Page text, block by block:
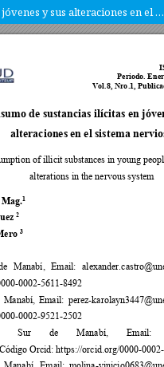
Consumo de sustancias ilícitas en jóvenes y sus alteraciones en el sistema nervioso.